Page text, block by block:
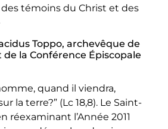
des témoins du Christ et des
Toppo, archevêque de
la Conférence Épiscopale
quand il viendra,
la terre?” (Lc 18,8). Le Saint-
réexaminant l’Année 2011